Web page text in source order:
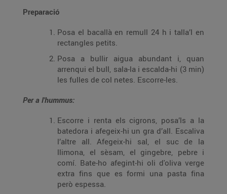
Preparació
Posa el bacallà en remull 24 h i talla’l en
rectangles petits.
Posa a bullir aigua abundant i, quan
arrenqui el bull, sala-la i escalda-hi (3 min)
les fulles de col netes. Escorre-les.
Per a l'hummus:
Escorre i renta els cigrons, posa’ls a la
batedora i afegeix-hi un gra d’all. Escaliva
l’altre all. Afegeix-hi sal, el suc de la
llimona, el sèsam, el gingebre, pebre i
comí. Bate-ho afegint-hi oli d'oliva verge
extra fins que es formi una pasta fina
però espessa.